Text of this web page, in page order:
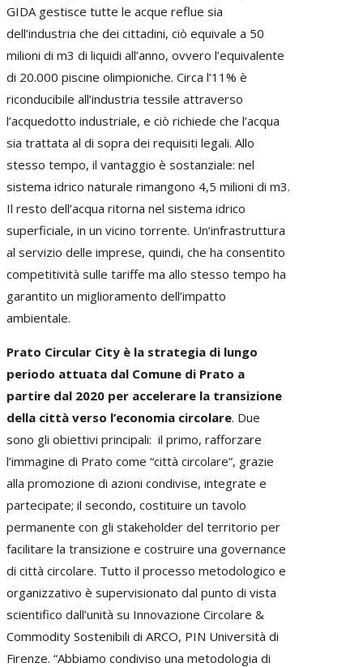
GIDA gestisce tutte le acque reflue sia
dell’industria che dei cittadini, ciò equivale a 50
milioni di m3 di liquidi all’anno, ovvero l’equivalente
di 20.000 piscine olimpioniche. Circa l’11% è
riconducibile all’industria tessile attraverso
l’acquedotto industriale, e ciò richiede che l’acqua
sia trattata al di sopra dei requisiti legali. Allo
stesso tempo, il vantaggio è sostanziale: nel
sistema idrico naturale rimangono 4,5 milioni di m3.
Il resto dell’acqua ritorna nel sistema idrico
superficiale, in un vicino torrente. Un’infrastruttura
al servizio delle imprese, quindi, che ha consentito
competitività sulle tariffe ma allo stesso tempo ha
garantito un miglioramento dell’impatto
ambientale.
Prato Circular City è la strategia di lungo
periodo attuata dal Comune di Prato a
partire dal 2020 per accelerare la transizione
della città verso l’economia circolare. Due
sono gli obiettivi principali: il primo, rafforzare
l’immagine di Prato come “città circolare”, grazie
alla promozione di azioni condivise, integrate e
partecipate; il secondo, costituire un tavolo
permanente con gli stakeholder del territorio per
facilitare la transizione e costruire una governance
di città circolare. Tutto il processo metodologico e
organizzativo è supervisionato dal punto di vista
scientifico dall’unità su Innovazione Circolare &
Commodity Sostenibili di ARCO, PIN Università di
Firenze. “Abbiamo condiviso una metodologia di